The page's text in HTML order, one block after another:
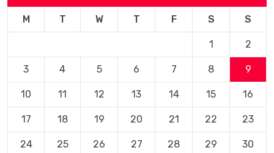
M T W T F S S
1 2
3 4 5 6 7 8 9
10 11 12 13 14 15 16
17 18 19 20 21 22 23
24 25 26 27 28 29 30